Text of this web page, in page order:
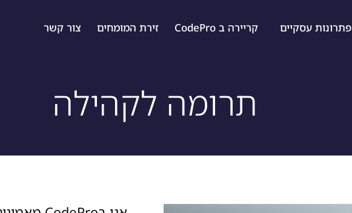
פתרונות עסקיים קריירה ב CodePro זירת המומחים צור קשר
תרומה לקהילה